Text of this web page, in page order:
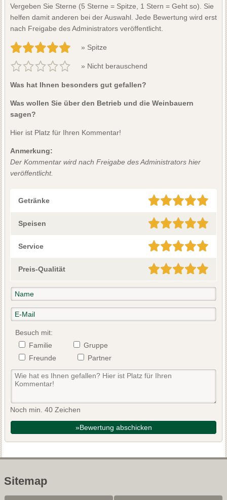
Vergeben Sie Sterne (5 Sterne = Spitze, 1 Stern = Geht so). Sie
helfen damit anderen bei der Auswahl. Jede Bewertung wird erst
nach Freigabe des Administrators veröffentlicht.
» Spitze
» Nicht berauschend
Was hat Ihnen besonders gut gefallen?
Was wollen Sie über den Betrieb und die Weinbauern
sagen?
Hier ist Platz für Ihren Kommentar!
Anmerkung:
Der Kommentar wird nach Freigabe des Administrators hier
veröffentlicht.
Getränke
Speisen
Service
Preis-Qualität
Besuch mit:
Familie
Gruppe
Freunde
Partner
Noch min. 40 Zeichen
»Bewertung abschicken
Sitemap